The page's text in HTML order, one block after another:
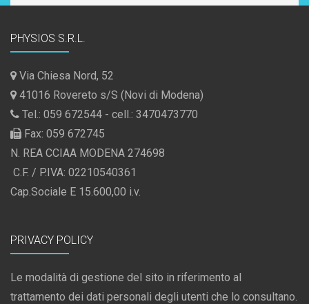
PHYSIOS S.R.L.
Via Chiesa Nord, 52
41016 Rovereto s/S (Novi di Modena)
Tel.: 059 672544 - cell.: 3470473770
Fax: 059 672745
N. REA CCIAA MODENA 274698
C.F. / P.IVA: 02210540361
Cap.Sociale E 15.600,00 i.v.
PRIVACY POLICY
Le modalità di gestione del sito in riferimento al
trattamento dei dati personali degli utenti che lo consultano.